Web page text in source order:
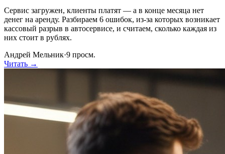
Сервис загружен, клиенты платят — а в конце месяца нет
денег на аренду. Разбираем 6 ошибок, из-за которых возникает
кассовый разрыв в автосервисе, и считаем, сколько каждая из
них стоит в рублях.
Андрей Мельник·9 просм.
Читать →